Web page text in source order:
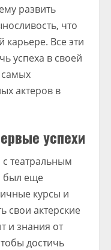
развить
что
карьере. Все эти
успеха в своей
самых
актеров в
успехи
театральным
был еще
курсы и
свои актерские
и знания от
достичь